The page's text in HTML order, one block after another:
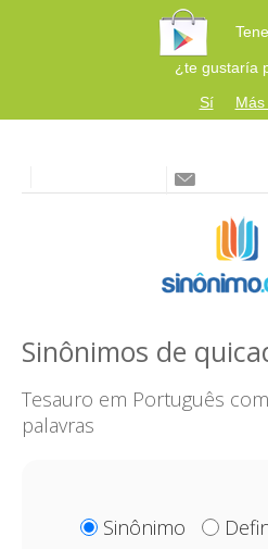
¿te gustaría
Sí
Sinônimos de
Tesauro em Português
palavras
Sinônimo